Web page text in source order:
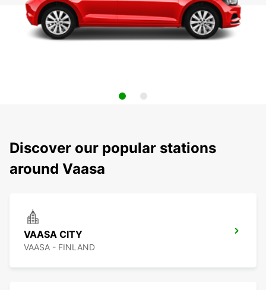
Discover our popular stations
around Vaasa
VAASA CITY
VAASA - FINLAND